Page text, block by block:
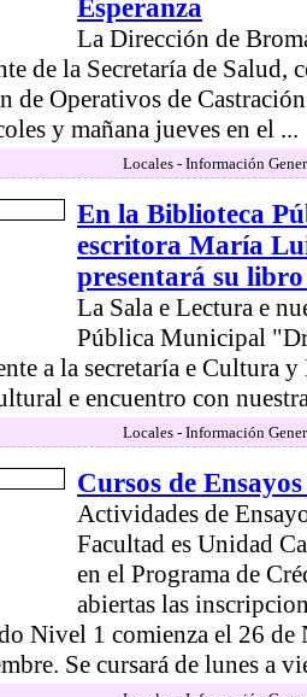
Esperanza
La Dirección de
de la Secretaría de Salud,
de Operativos de
y mañana jueves en el ...
Locales - Información
En la Biblioteca
escritora María
presentará su
La Sala e Lectura e
Pública Municipal
a la secretaría e Cultura
e encuentro con
Locales - Información
Cursos de
Actividades de
Facultad es Unidad
en el Programa de
abiertas las
Nivel 1 comienza el 26
Se cursará de lunes a